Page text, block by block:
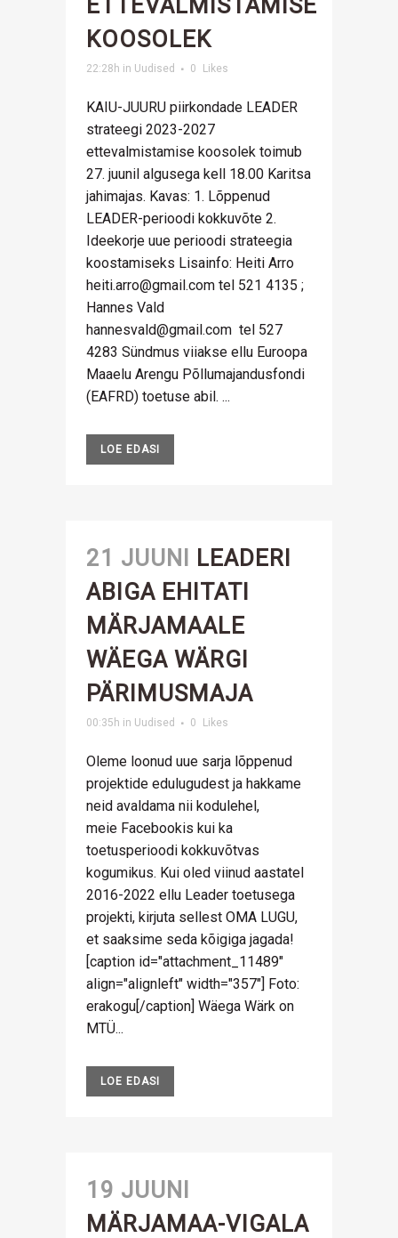
ETTEVALMISTAMISE
KOOSOLEK
22:28h in Uudised 0 Likes
KAIU-JUURU piirkondade LEADER
strateegi 2023-2027
ettevalmistamise koosolek toimub
27. juunil algusega kell 18.00 Karitsa
jahimajas. Kavas: 1. Lõppenud
LEADER-perioodi kokkuvõte 2.
Ideekorje uue perioodi strateegia
koostamiseks Lisainfo: Heiti Arro
heiti.arro@gmail.com tel 521 4135 ;
Hannes Vald
hannesvald@gmail.com tel 527
4283 Sündmus viiakse ellu Euroopa
Maaelu Arengu Põllumajandusfondi
(EAFRD) toetuse abil. ...
LOE EDASI
21 JUUNI
LEADERI
ABIGA EHITATI
MÄRJAMAALE
WÄEGA WÄRGI
PÄRIMUSMAJA
00:35h in Uudised 0 Likes
Oleme loonud uue sarja lõppenud
projektide edulugudest ja hakkame
neid avaldama nii kodulehel,
meie Facebookis kui ka
toetusperioodi kokkuvõtvas
kogumikus. Kui oled viinud aastatel
2016-2022 ellu Leader toetusega
projekti, kirjuta sellest OMA LUGU,
et saaksime seda kõigiga jagada!
[caption id="attachment_11489"
align="alignleft" width="357"] Foto:
erakogu[/caption] Wäega Wärk on
MTÜ...
LOE EDASI
19 JUUNI
MÄRJAMAA-VIGALA